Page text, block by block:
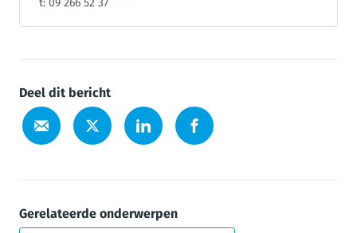
t: 09 266 52 37
Deel dit bericht
Gerelateerde onderwerpen